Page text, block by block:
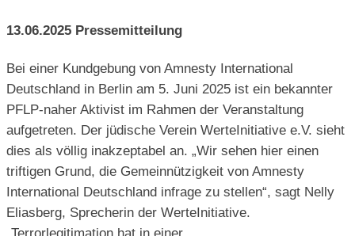
13.06.2025 Pressemitteilung
Bei einer Kundgebung von Amnesty International
Deutschland in Berlin am 5. Juni 2025 ist ein bekannter
PFLP-naher Aktivist im Rahmen der Veranstaltung
aufgetreten. Der jüdische Verein WerteInitiative e.V. sieht
dies als völlig inakzeptabel an. „Wir sehen hier einen
triftigen Grund, die Gemeinnützigkeit von Amnesty
International Deutschland infrage zu stellen“, sagt Nelly
Eliasberg, Sprecherin der WerteInitiative.